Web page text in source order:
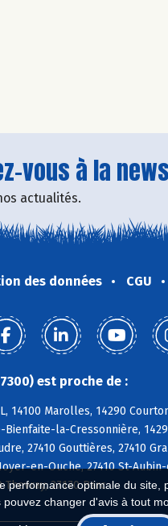
optimale du
changer d'avis à tout
vous à la
actualités.
des données CGU
est proche de :
14100 Marolles, 14290
la-Cressonnière,
27410 Gouttières, 27410
en-Ouche, 27410 St-
27170 Barc